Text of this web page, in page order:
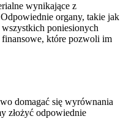
wynikające z
organy, takie jak
poniesionych
finansowe, które pozwoli im
domagać się wyrównania
złożyć odpowiednie